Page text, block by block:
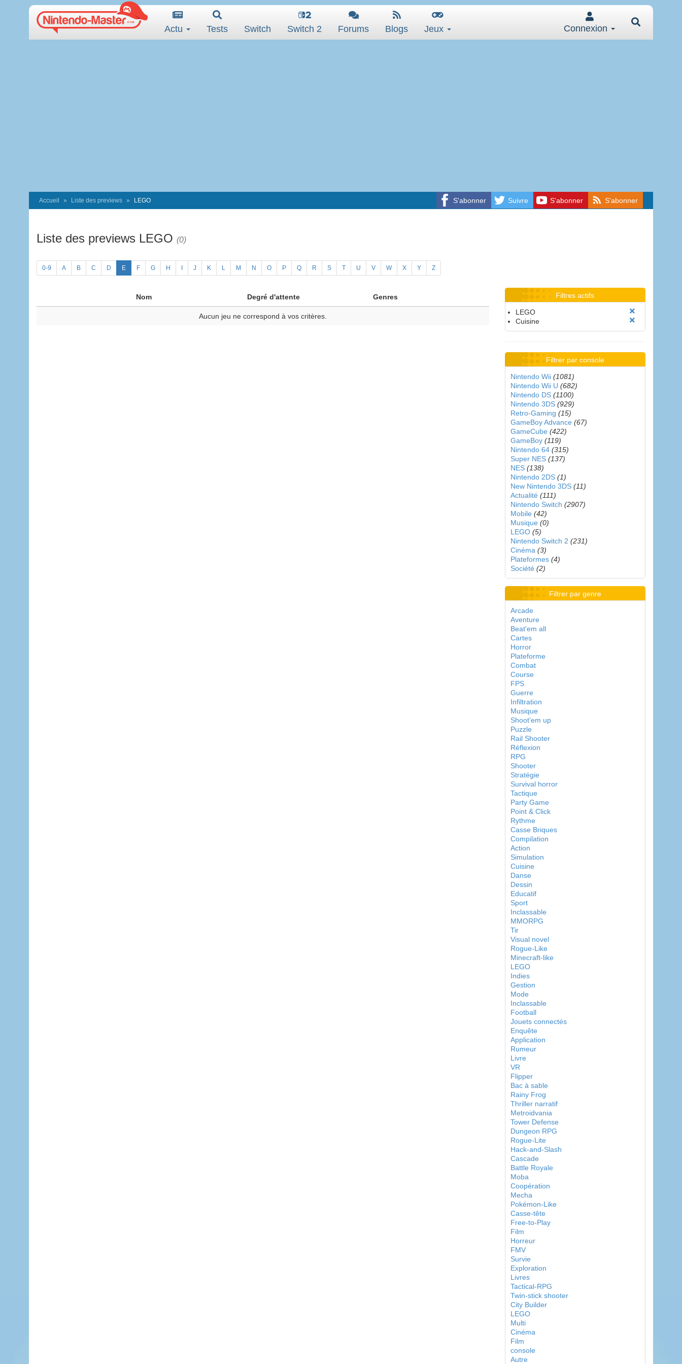
Actu Tests Switch Switch 2 Forums Blogs Jeux Connexion
S'abonner Suivre S'abonner S'abonner
Accueil Liste des previews LEGO
Liste des previews LEGO (0)
0-9 A B C D E F G H J K L M N O P Q R S T U V W X Y Z
Nom Degré d'attente Genres
Aucun jeu ne correspond à vos critères.
Filtres actifs
LEGO
Cuisine
Filtrer par console
Nintendo Wii (1081)
Nintendo Wii U (682)
Nintendo DS (1100)
Nintendo 3DS (929)
Retro-Gaming (15)
GameBoy Advance (67)
GameCube (422)
GameBoy (119)
Nintendo 64 (315)
Super NES (137)
NES (138)
Nintendo 2DS (1)
New Nintendo 3DS (11)
Actualité (111)
Nintendo Switch (2907)
Mobile (42)
Musique (0)
LEGO (5)
Nintendo Switch 2 (231)
Cinéma (3)
Plateformes (4)
Société (2)
Filtrer par genre
Arcade
Aventure
Beat'em all
Cartes
Horror
Plateforme
Combat
Course
FPS
Guerre
Infiltration
Musique
Shoot'em up
Puzzle
Rail Shooter
Réflexion
RPG
Shooter
Stratégie
Survival horror
Tactique
Party Game
Point & Click
Rythme
Casse Briques
Compilation
Action
Simulation
Cuisine
Danse
Dessin
Educatif
Sport
Inclassable
MMORPG
Tir
Visual novel
Rogue-Like
Minecraft-like
LEGO
Indies
Gestion
Mode
Inclassable
Football
Jouets connectés
Enquête
Application
Rumeur
Livre
VR
Flipper
Bac à sable
Rainy Frog
Thriller narratif
Metroidvania
Tower Defense
Dungeon RPG
Rogue-Lite
Hack-and-Slash
Cascade
Battle Royale
Moba
Coopération
Mecha
Pokémon-Like
Casse-tête
Free-to-Play
Film
Horreur
FMV
Survie
Exploration
Livres
Tactical-RPG
Twin-stick shooter
City Builder
LEGO
Multi
Cinéma
Film
console
Autre